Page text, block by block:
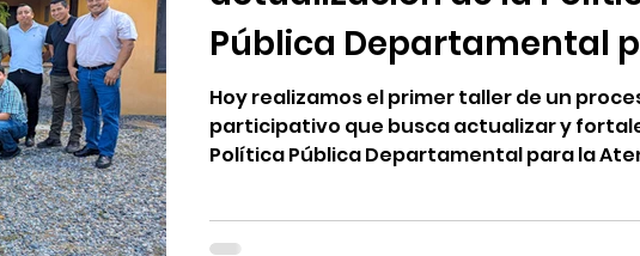
Pública Departamental
Atención de la
Hoy realizamos el primer taller de un
participativo que busca actualizar y
Política Pública Departamental para la
fundamental para la articulación